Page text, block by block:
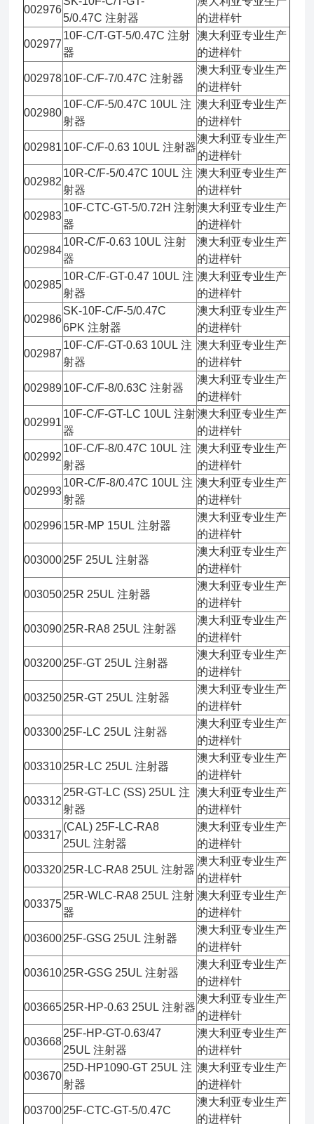
002976
5/0.47C 注射器
的进样针
002977
10F-C/T-GT-5/0.47C 注射
器
澳大利亚专业生产
的进样针
00297810F-C/F-7/0.47C 注射器
澳大利亚专业生产
的进样针
002980
10F-C/F-5/0.47C 10UL 注
射器
澳大利亚专业生产
的进样针
002981 10F-C/F-0.63 10UL 注射器
澳大利亚专业生产
的进样针
002982
10R-C/F-5/0.47C 10UL 注
射器
澳大利亚专业生产
的进样针
002983
10F-CTC-GT-5/0.72H 注射
器
澳大利亚专业生产
的进样针
002984
10R-C/F-0.63 10UL 注射
器
澳大利亚专业生产
的进样针
002985
10R-C/F-GT-0.47 10UL 注
射器
澳大利亚专业生产
的进样针
002986
SK-10F-C/F-5/0.47C
6PK 注射器
澳大利亚专业生产
的进样针
002987
10F-C/F-GT-0.63 10UL 注
射器
澳大利亚专业生产
的进样针
00298910F-C/F-8/0.63C 注射器
澳大利亚专业生产
的进样针
002991
10F-C/F-GT-LC 10UL 注射
器
澳大利亚专业生产
的进样针
002992
10F-C/F-8/0.47C 10UL 注
射器
澳大利亚专业生产
的进样针
002993
10R-C/F-8/0.47C 10UL 注
射器
澳大利亚专业生产
的进样针
00299615R-MP 15UL 注射器
澳大利亚专业生产
的进样针
00300025F 25UL 注射器
澳大利亚专业生产
的进样针
00305025R 25UL 注射器
澳大利亚专业生产
的进样针
00309025R-RA8 25UL 注射器
澳大利亚专业生产
的进样针
00320025F-GT 25UL 注射器
澳大利亚专业生产
的进样针
00325025R-GT 25UL 注射器
澳大利亚专业生产
的进样针
00330025F-LC 25UL 注射器
澳大利亚专业生产
的进样针
00331025R-LC 25UL 注射器
澳大利亚专业生产
的进样针
003312
25R-GT-LC (SS) 25UL 注
射器
澳大利亚专业生产
的进样针
003317
(CAL) 25F-LC-RA8
25UL 注射器
澳大利亚专业生产
的进样针
00332025R-LC-RA8 25UL 注射器
澳大利亚专业生产
的进样针
003375
25R-WLC-RA8 25UL 注射
器
澳大利亚专业生产
的进样针
00360025F-GSG 25UL 注射器
澳大利亚专业生产
的进样针
00361025R-GSG 25UL 注射器
澳大利亚专业生产
的进样针
00366525R-HP-0.63 25UL 注射器
澳大利亚专业生产
的进样针
003668
25F-HP-GT-0.63/47
25UL 注射器
澳大利亚专业生产
的进样针
003670
25D-HP1090-GT 25UL 注
射器
澳大利亚专业生产
的进样针
00370025F-CTC-GT-5/0.47C
澳大利亚专业生产
的进样针